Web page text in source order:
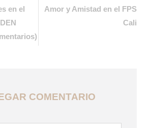
en el
Amor y Amistad en el FPS
Cali
COMENTARIO